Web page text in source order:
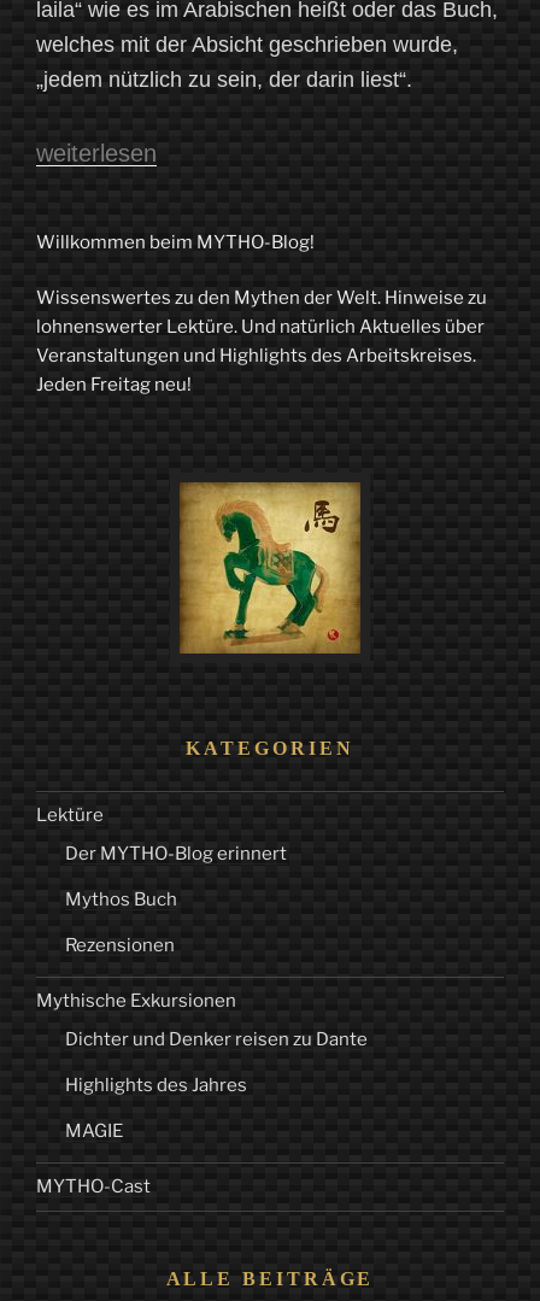
laila“ wie es im Arabischen heißt oder das Buch,
welches mit der Absicht geschrieben wurde,
„jedem nützlich zu sein, der darin liest“.
„Tausendundeine
–
Anfang
und
das
weiterlesen
Willkommen beim MYTHO-Blog!
Wissenswertes zu den Mythen der Welt. Hinweise zu
lohnenswerter Lektüre. Und natürlich Aktuelles über
Veranstaltungen und Highlights des Arbeitskreises.
Jeden Freitag neu!
KATEGORIEN
Lektüre
Der MYTHO-Blog erinnert
Mythos Buch
Rezensionen
Mythische Exkursionen
Dichter und Denker reisen zu Dante
Highlights des Jahres
MAGIE
MYTHO-Cast
ALLE BEITRÄGE